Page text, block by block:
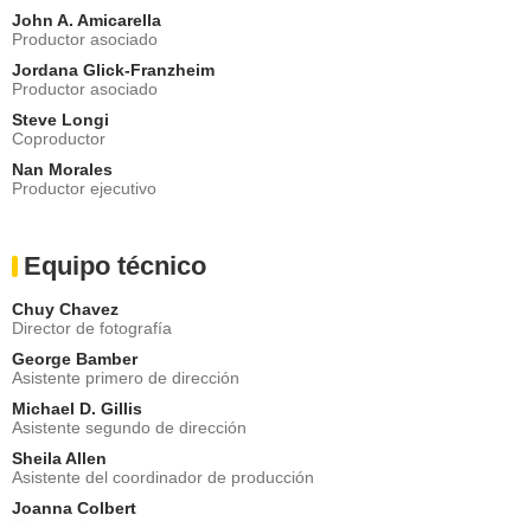
John A. Amicarella
Productor asociado
Jordana Glick-Franzheim
Productor asociado
Steve Longi
Coproductor
Nan Morales
Productor ejecutivo
Equipo técnico
Chuy Chavez
Director de fotografía
George Bamber
Asistente primero de dirección
Michael D. Gillis
Asistente segundo de dirección
Sheila Allen
Asistente del coordinador de producción
Joanna Colbert